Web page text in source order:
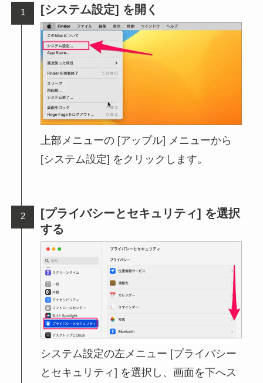
[システム設定] を開く
上部メニューの [アップル] メニューから
[システム設定] をクリックします。
[プライバシーとセキュリティ] を選択
する
システム設定の左メニュー [プライバシー
とセキュリティ] を選択し、画面を下へス